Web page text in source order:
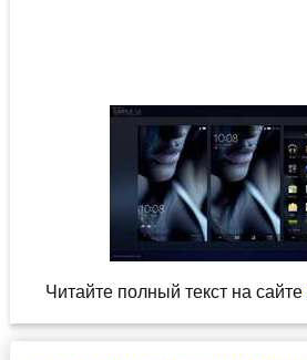
Читайте полный текст на сайте